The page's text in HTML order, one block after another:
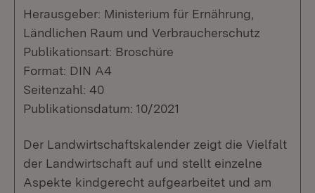
Herausgeber: Ministerium für Ernährung,
Ländlichen Raum und Verbraucherschutz
Publikationsart: Broschüre
Format: DIN A4
Seitenzahl: 40
Publikationsdatum: 10/2021
Der Landwirtschaftskalender zeigt die Vielfalt
der Landwirtschaft auf und stellt einzelne
Aspekte kindgerecht aufgearbeitet und am